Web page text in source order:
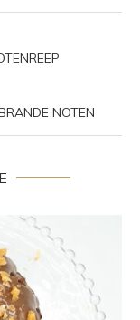
NOTEN